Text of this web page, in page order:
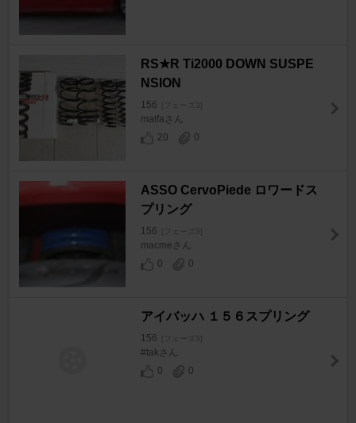
RS★R Ti2000 DOWN SUSPE
NSION
156 [フェーズ3]
malfaさん
20
0
ASSO CervoPiede ロワードス
プリング
156 [フェーズ3]
macmeさん
0
0
アイバッハ １５６スプリング
156 [フェーズ3]
#takさん
0
0